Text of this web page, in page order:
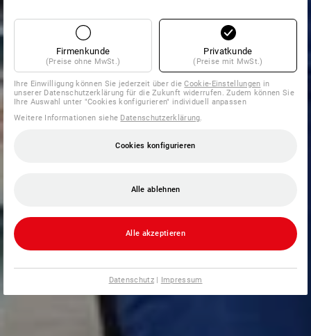
Firmenkunde
(Preise ohne MwSt.)
Privatkunde
(Preise mit MwSt.)
Ihre Einwilligung können Sie jederzeit über dieCookie-Einstellungen in
unserer Datenschutzerklärung für die Zukunft widerrufen. Zudem können Sie
Ihre Auswahl unter "Cookies konfigurieren" individuell anpassen
Weitere Informationen siehe Datenschutzerklärung.
Cookies konfigurieren
Alle ablehnen
Alle akzeptieren
Datenschutz| Impressum